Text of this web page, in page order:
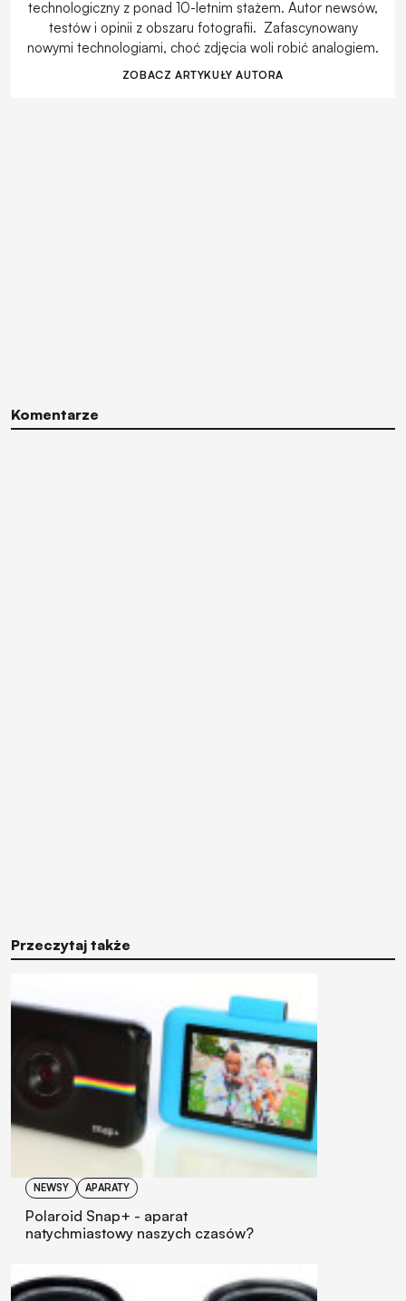
technologiczny z ponad 10-letnim stażem. Autor newsów,
testów i opinii z obszaru fotografii. Zafascynowany
nowymi technologiami, choć zdjęcia woli robić analogiem.
ZOBACZ ARTYKUŁY AUTORA
Komentarze
Przeczytaj także
NEWSY APARATY
Polaroid Snap+ - aparat
natychmiastowy naszych czasów?